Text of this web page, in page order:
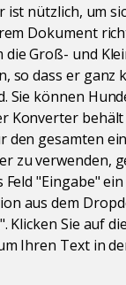
ist nützlich, um
Dokument
die Groß- und
so dass er ganz
Sie können
Konverter behält
den gesamten
zu verwenden,
"Eingabe"
aus dem
Klicken Sie auf
Ihren Text in